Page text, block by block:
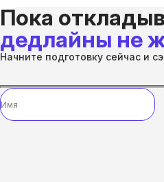
Пока
дедлайны не
Начните подготовку сейчас и